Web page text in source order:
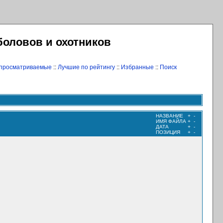
и охотников
:: Лучшие по рейтингу:: Избранные :: Поиск
НАЗВАНИЕ + -
ИМЯ ФАЙЛА + -
ДАТА
+ -
ПОЗИЦИЯ
+ -